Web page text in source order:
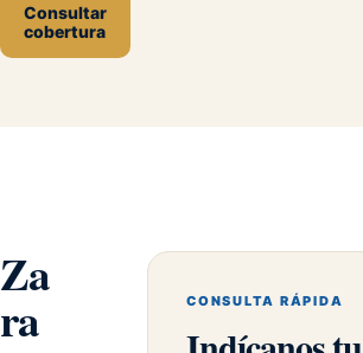
Consultar
cobertura
Za
ra CONSULTA RÁPIDA